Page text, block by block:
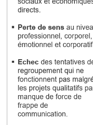
TvLocale
France
Accueil
Agenda
Gazette
Vidéos